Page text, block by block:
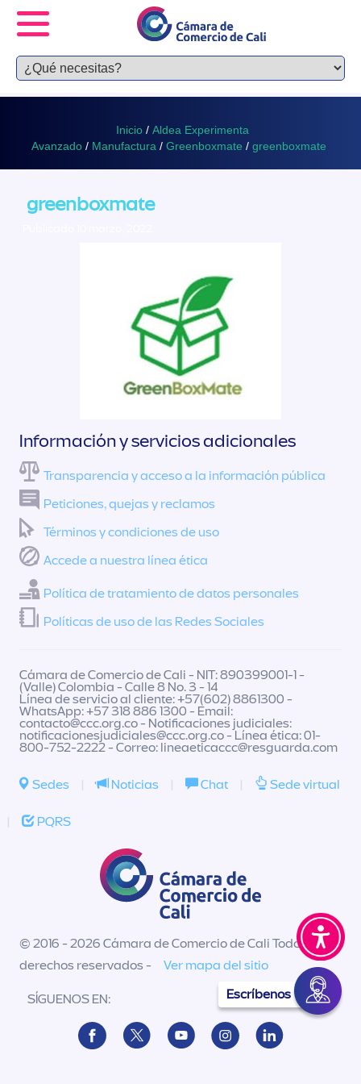
Inicio / Aldea Experimenta
Avanzado / Manufactura / Greenboxmate / greenboxmate
greenboxmate
Escríbenos
Información y servicios adicionales
Transparencia y acceso a la información pública
Peticiones, quejas y reclamos
Términos y condiciones de uso
Accede a nuestra línea ética
Política de tratamiento de datos personales
Políticas de uso de las Redes Sociales
Cámara de Comercio de Cali - NIT: 890399001-1 -
(Valle) Colombia - Calle 8 No. 3 - 14
Línea de servicio al cliente: +57(602) 8861300 -
WhatsApp: +57 318 886 1300 - Email:
contacto@ccc.org.co- Notificaciones judiciales:
notificacionesjudiciales@ccc.org.co- Línea ética: 01-
800-752-2222 - Correo: lineaeticaccc@resguarda.com
Sedes | Noticias | Chat | Sede virtual
| PQRS
© 2016 - 2026 Cámara de Comercio de Cali Todos los
derechos reservados -
Ver mapa del sitio
SÍGUENOS EN: